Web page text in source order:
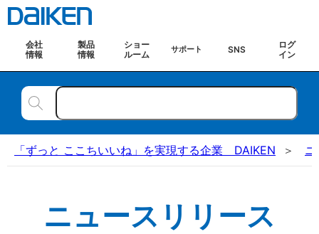
会社
情報
製品
情報
ショー
ルーム
サポート SNS
ログ
イン
「ずっと ここちいいね」を実現する企業 DAIKEN
ニュースリリース